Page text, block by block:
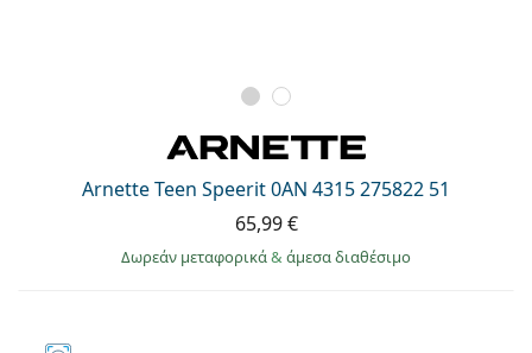
Arnette Teen Speerit 0AN 4315 275822 51
65,99 €
Δωρεάν μεταφορικά & άμεσα διαθέσιμο